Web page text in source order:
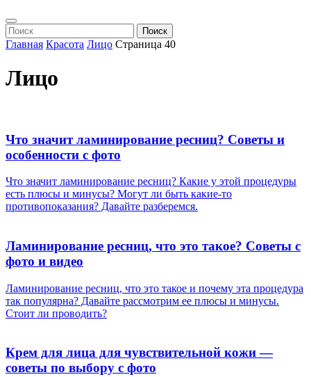
Поиск
Главная Красота Лицо Страница 40
Лицо
Что значит ламинирование ресниц? Советы и
особенности с фото
Что значит ламинирование ресниц? Какие у этой процедуры
есть плюсы и минусы? Могут ли быть какие-то
противопоказания? Давайте разберемся.
Ламинирование ресниц, что это такое? Советы с
фото и видео
Ламинирование ресниц, что это такое и почему эта процедура
так популярна? Давайте рассмотрим ее плюсы и минусы.
Стоит ли проводить?
Крем для лица для чувствительной кожи —
советы по выбору с фото